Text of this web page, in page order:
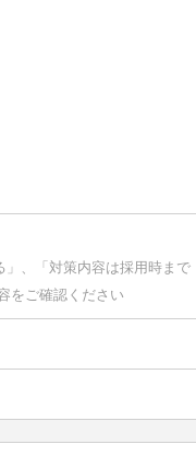
」、「対策内容は採用時まで
をご確認ください